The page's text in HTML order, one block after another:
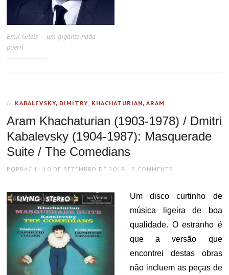
Emil Gilels – um gigante nada
pueril
In KABALEVSKY, DIMITRY, KHACHATURIAN, ARAM
Aram Khachaturian (1903-1978) / Dmitri
Kabalevsky (1904-1987): Masquerade
Suite / The Comedians
AUTHOR
PQPBACH
POSTED
10 DE SETEMBRO DE 2018 2 COMMENTS
Um disco curtinho de
música ligeira de boa
qualidade. O estranho é
que a versão que
encontrei destas obras
não incluem as peças de